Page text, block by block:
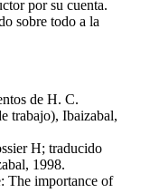
por su cuenta.
sobre todo a la
de H. C.
trabajo), Ibaizabal,
H; traducido
1998.
The importance of